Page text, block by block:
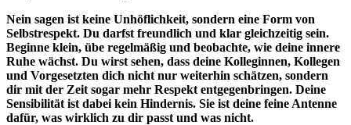
Nein sagen ist keine Unhöflichkeit, sondern eine Form von
Selbstrespekt. Du darfst freundlich und klar gleichzeitig sein.
Beginne klein, übe regelmäßig und beobachte, wie deine innere
Ruhe wächst. Du wirst sehen, dass deine Kolleginnen, Kollegen
und Vorgesetzten dich nicht nur weiterhin schätzen, sondern
dir mit der Zeit sogar mehr Respekt entgegenbringen. Deine
Sensibilität ist dabei kein Hindernis. Sie ist deine feine Antenne
dafür, was wirklich zu dir passt und was nicht.